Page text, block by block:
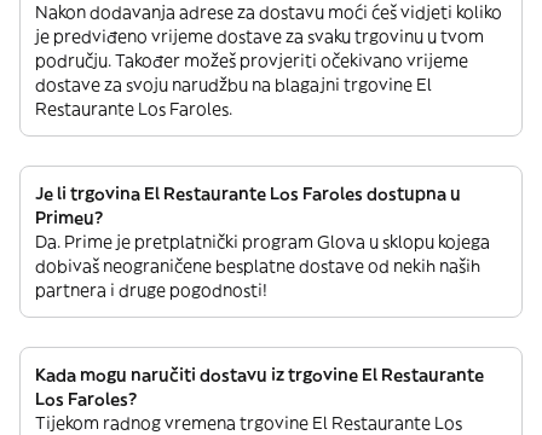
Nakon dodavanja adrese za dostavu moći ćeš vidjeti koliko
je predviđeno vrijeme dostave za svaku trgovinu u tvom
području. Također možeš provjeriti očekivano vrijeme
dostave za svoju narudžbu na blagajni trgovine El
Restaurante Los Faroles.
Je li trgovina El Restaurante Los Faroles dostupna u
Primeu?
Da. Prime je pretplatnički program Glova u sklopu kojega
dobivaš neograničene besplatne dostave od nekih naših
partnera i druge pogodnosti!
Kada mogu naručiti dostavu iz trgovine El Restaurante
Los Faroles?
Tijekom radnog vremena trgovine El Restaurante Los